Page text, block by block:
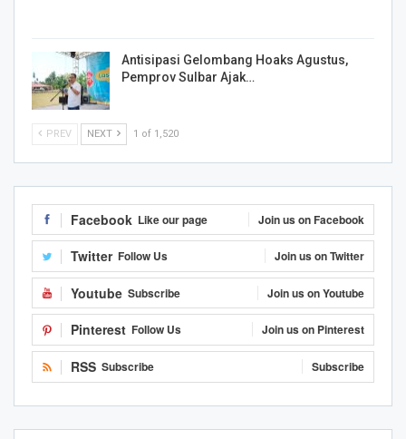
Antisipasi Gelombang Hoaks Agustus,
Pemprov Sulbar Ajak…
PREV NEXT 1 of 1,520
Facebook Like our page Join us on Facebook
Twitter Follow Us Join us on Twitter
Youtube Subscribe Join us on Youtube
Pinterest Follow Us Join us on Pinterest
RSS Subscribe Subscribe